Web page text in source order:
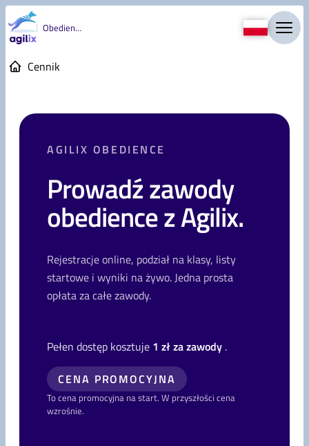
Obedience
Cennik
AGILIX OBEDIENCE
Prowadź zawody
obedience z Agilix.
Rejestracje online, podział na klasy, listy
startowe i wyniki na żywo. Jedna prosta
opłata za całe zawody.
Pełen dostęp kosztuje 1 zł za zawody .
CENA PROMOCYJNA
To cena promocyjna na start. W przyszłości cena
wzrośnie.